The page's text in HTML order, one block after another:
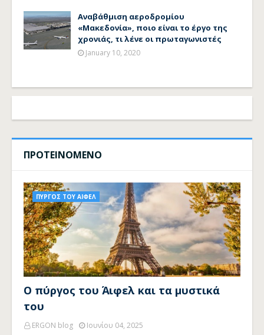
Αναβάθμιση αεροδρομίου
«Μακεδονία», ποιο είναι το έργο της
χρονιάς, τι λένε οι πρωταγωνιστές
January 10, 2020
ΠΡΟΤΕΙΝΟΜΕΝΟ
ΠΥΡΓΟΣ ΤΟΥ ΑΙΦΕΛ
Ο πύργος του Άιφελ και τα μυστικά
του
ERGON blog
Ιουνίου 04, 2025